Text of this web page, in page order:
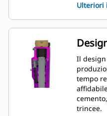
lato
dello
Ulteriori
Il design
tempo
trincee.